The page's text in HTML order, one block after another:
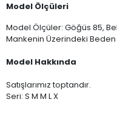
Model Ölçüleri
Model Ölçüler: Göğüs 85,
Mankenin Üzerindeki Beden
Model Hakkında
Satışlarımız toptandır.
Seri: S M M L X